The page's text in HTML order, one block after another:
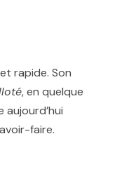
rapide. Son
, en quelque
faire.